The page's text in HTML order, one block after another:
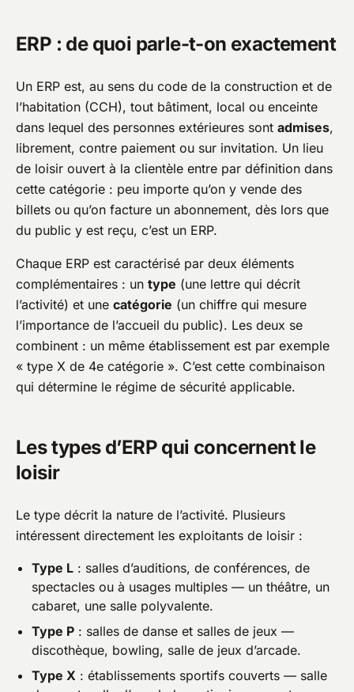
ERP : de quoi parle-t-on exactement
Un ERP est, au sens du code de la construction et de
l’habitation (CCH), tout bâtiment, local ou enceinte
dans lequel des personnes extérieures sont admises,
librement, contre paiement ou sur invitation. Un lieu
de loisir ouvert à la clientèle entre par définition dans
cette catégorie : peu importe qu’on y vende des
billets ou qu’on facture un abonnement, dès lors que
du public y est reçu, c’est un ERP.
Chaque ERP est caractérisé par deux éléments
complémentaires : un type (une lettre qui décrit
l’activité) et une catégorie (un chiffre qui mesure
l’importance de l’accueil du public). Les deux se
combinent : un même établissement est par exemple
« type X de 4e catégorie ». C’est cette combinaison
qui détermine le régime de sécurité applicable.
Les types d’ERP qui concernent le
loisir
Le type décrit la nature de l’activité. Plusieurs
intéressent directement les exploitants de loisir :
Type L : salles d’auditions, de conférences, de
spectacles ou à usages multiples — un théâtre, un
cabaret, une salle polyvalente.
Type P : salles de danse et salles de jeux —
discothèque, bowling, salle de jeux d’arcade.
Type X : établissements sportifs couverts — salle